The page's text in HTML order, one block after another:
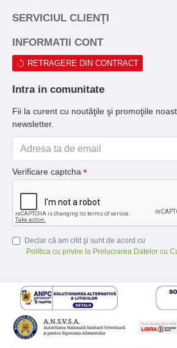
SERVICIUL CLIENŢI
INFORMATII CONT
RETRAGERE DIN CONTRACT
Intra in comunitate
Fii la curent cu noutăţile şi promoţiile
newsletter.
Verificare captcha
Declar că am citit şi sunt de acord cu
Politica cu privire la Prelucrarea Datelor cu